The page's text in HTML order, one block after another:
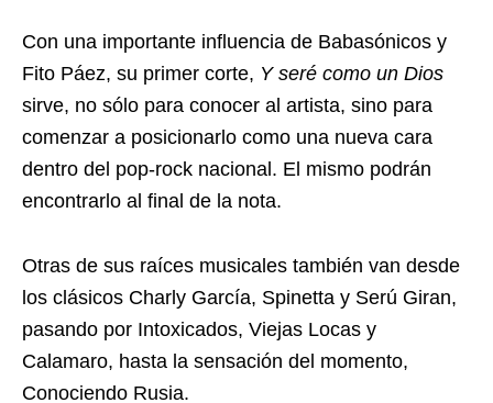
Con una importante influencia de Babasónicos y
Fito Páez, su primer corte, Y seré como un Dios
sirve, no sólo para conocer al artista, sino para
comenzar a posicionarlo como una nueva cara
dentro del pop-rock nacional. El mismo podrán
encontrarlo al final de la nota.
Otras de sus raíces musicales también van desde
los clásicos Charly García, Spinetta y Serú Giran,
pasando por Intoxicados, Viejas Locas y
Calamaro, hasta la sensación del momento,
Conociendo Rusia.